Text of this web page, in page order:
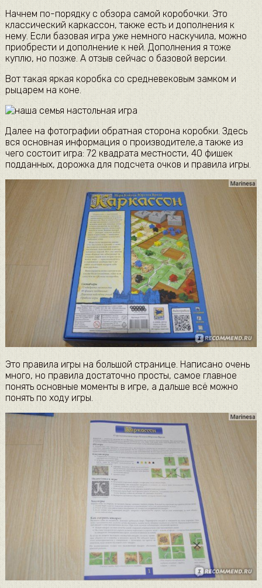
Начнем по-порядку с обзора самой коробочки. Это
классический каркассон, также есть и дополнения к
нему. Если базовая игра уже немного наскучила, можно
приобрести и дополнение к ней. Дополнения я тоже
куплю, но позже. А отзыв сейчас о базовой версии.
Вот такая яркая коробка со средневековым замком и
рыцарем на коне.
Далее на фотографии обратная сторона коробки. Здесь
вся основная информация о производителе,а также из
чего состоит игра: 72 квадрата местности, 40 фишек
подданных, дорожка для подсчета очков и правила игры.
Это правила игры на большой странице. Написано очень
много, но правила достаточно просты, самое главное
понять основные моменты в игре, а дальше всё можно
понять по ходу игры.